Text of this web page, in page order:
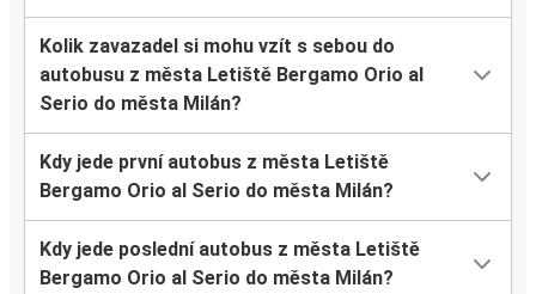
Kolik zavazadel si mohu vzít s sebou do
autobusu z města Letiště Bergamo Orio al
Serio do města Milán?
Kdy jede první autobus z města Letiště
Bergamo Orio al Serio do města Milán?
Kdy jede poslední autobus z města Letiště
Bergamo Orio al Serio do města Milán?